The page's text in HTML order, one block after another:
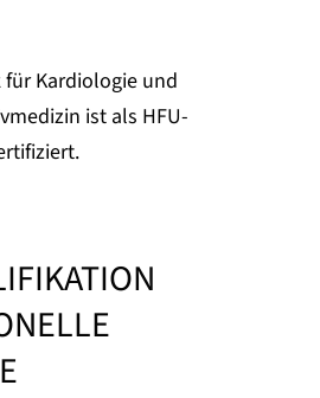
Kardiologie und
ist als HFU-